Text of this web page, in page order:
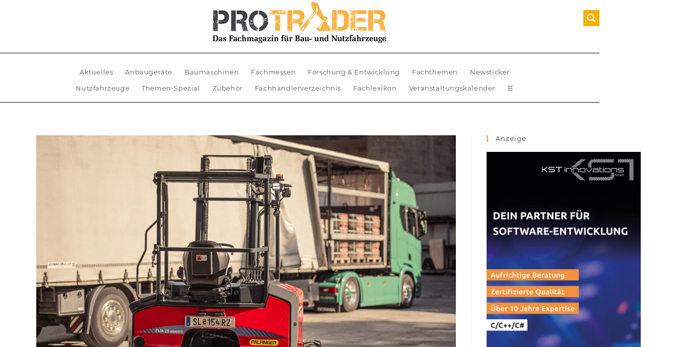
Aktuelles Anbaugeräte Baumaschinen Fachmessen Forschung & Entwicklung Fachthemen
Newsticker
Nutzfahrzeuge
Themen-Spezial Zubehör Fachhändlerverzeichnis Fachlexikon Veranstaltungskalender ☰
Anzeige